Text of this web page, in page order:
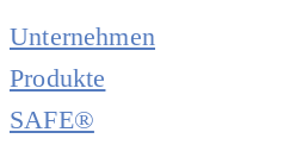
Unternehmen
Produkte
SAFE®